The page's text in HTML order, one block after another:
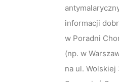
informacji
w Poradni
(np. w
na ul.